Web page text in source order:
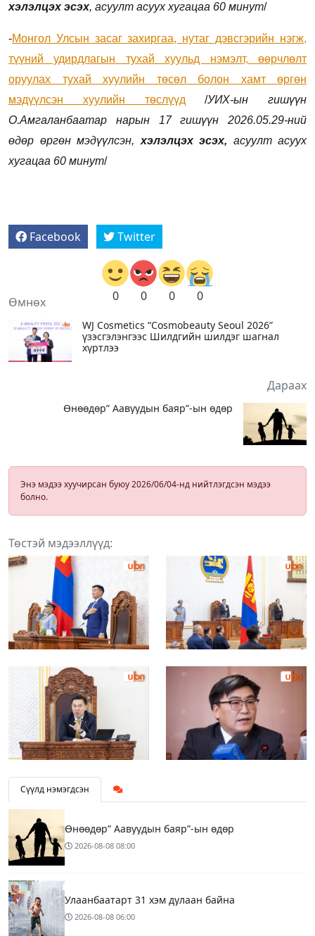
хэлэлцэх эсэх, асуулт асуух хугацаа 60 минут/
-Монгол Улсын засаг захиргаа, нутаг дэвсгэрийн нэгж,
түүний удирдлагын тухай хуульд нэмэлт, өөрчлөлт
оруулах тухай хуулийн төсөл болон хамт өргөн
мэдүүлсэн хуулийн төслүүд /УИХ-ын гишүүн
О.Амгаланбаатар нарын 17 гишүүн 2026.05.29-ний
өдөр өргөн мэдүүлсэн, хэлэлцэх эсэх, асуулт асуух
хугацаа 60 минут/
Facebook Twitter
0 0 0 0
Өмнөх
WJ Cosmetics “Cosmobeauty Seoul 2026”
үзэсгэлэнгээс Шилдгийн шилдэг шагнал
хүртлээ
Дараах
Өнөөдөр” Аавуудын баяр”-ын өдөр
Энэ мэдээ хуучирсан буюу 2026/06/04-нд нийтлэгдсэн мэдээ
болно.
Төстэй мэдээллүүд:
Сүүлд нэмэгдсэн
Өнөөдөр” Аавуудын баяр”-ын өдөр
2026-08-08 08:00
Улаанбаатарт 31 хэм дулаан байна
2026-08-08 06:00